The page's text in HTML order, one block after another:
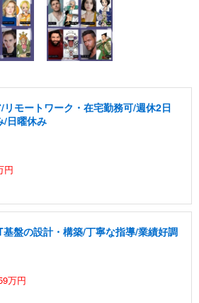
モートワーク・在宅勤務可/週休2日
/日曜休み
円
盤の設計・構築/丁寧な指導/業績好調
万円